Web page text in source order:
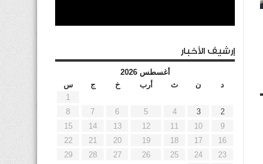
إرشيف الأخبار
أغسطس 2026
د
ن ث أرب خ ج
س
1
2
3
4
5
6
7
8
9
10
11
12
13
14
15
16
17
18
19
20
21
22
23
24
25
26
27
28
29